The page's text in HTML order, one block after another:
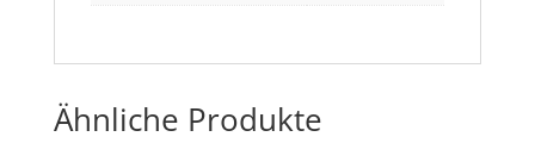
Ähnliche Produkte